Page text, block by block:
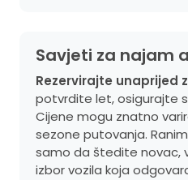
Savjeti za najam
Rezervirajte unaprijed
potvrdite let, osigurajte
Cijene mogu znatno
sezone putovanja.
samo da štedite novac,
izbor vozila koja